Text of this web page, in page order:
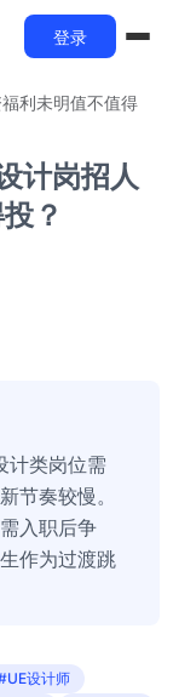
登录
利未明值不值得
计岗招人
？
计类岗位需
节奏较慢。
入职后争
作为过渡跳
设计师